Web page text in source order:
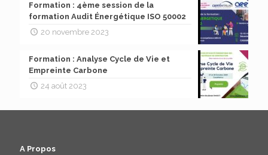
Formation : 4ème session de la
formation Audit Énergétique ISO 50002
20 novembre 2023
Formation : Analyse Cycle de Vie et
Empreinte Carbone
24 août 2023
A Propos